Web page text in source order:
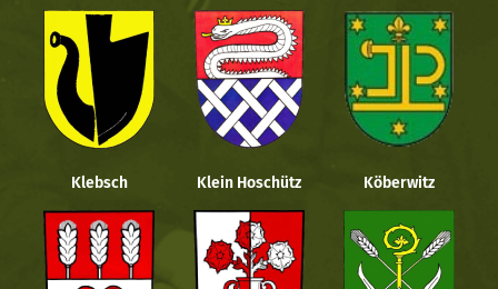
Klebsch Klein Hoschütz Köberwitz